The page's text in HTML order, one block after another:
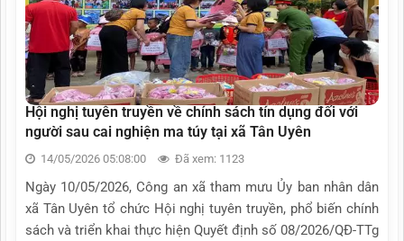
Hội nghị tuyên truyền về chính sách tín dụng đối với
người sau cai nghiện ma túy tại xã Tân Uyên
14/05/2026 05:08:00 Đã xem: 1123
Ngày 10/05/2026, Công an xã tham mưu Ủy ban nhân dân
xã Tân Uyên tổ chức Hội nghị tuyên truyền, phổ biến chính
sách và triển khai thực hiện Quyết định số 08/2026/QĐ-TTg